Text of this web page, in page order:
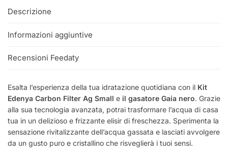
Descrizione
Informazioni aggiuntive
Recensioni Feedaty
Esalta l’esperienza della tua idratazione quotidiana con il Kit
Edenya Carbon Filter Ag Small e il gasatore Gaia nero. Grazie
alla sua tecnologia avanzata, potrai trasformare l’acqua di casa
tua in un delizioso e frizzante elisir di freschezza. Sperimenta la
sensazione rivitalizzante dell’acqua gassata e lasciati avvolgere
da un gusto puro e cristallino che risveglierà i tuoi sensi.